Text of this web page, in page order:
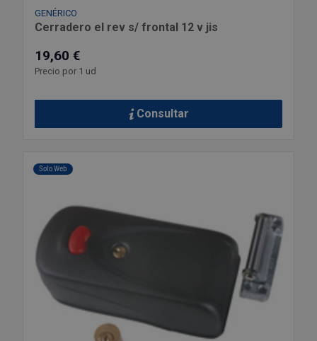
GENÉRICO
Cerradero el rev s/ frontal 12 v jis
19,60 €
Precio por 1 ud
Consultar
Solo Web